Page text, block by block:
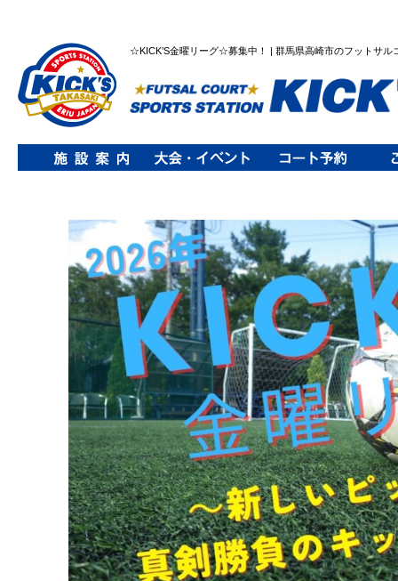
☆KICK’S金曜リーグ☆募集中！ | 群馬県高崎市のフットサル